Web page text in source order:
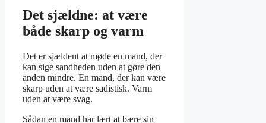
Det sjældne: at være
både skarp og varm
Det er sjældent at møde en mand, der
kan sige sandheden uden at gøre den
anden mindre. En mand, der kan være
skarp uden at være sadistisk. Varm
uden at være svag.
Sådan en mand har lært at bære sin